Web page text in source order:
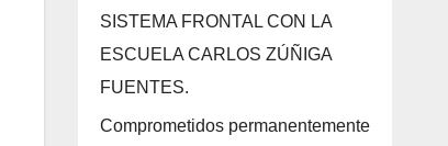
SISTEMA FRONTAL CON LA
ESCUELA CARLOS ZÚÑIGA
FUENTES.
Comprometidos permanentemente